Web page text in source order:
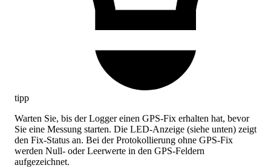
tipp
Warten Sie, bis der Logger einen GPS-Fix erhalten hat, bevor
Sie eine Messung starten. Die LED-Anzeige (siehe unten) zeigt
den Fix-Status an. Bei der Protokollierung ohne GPS-Fix
werden Null- oder Leerwerte in den GPS-Feldern
aufgezeichnet.